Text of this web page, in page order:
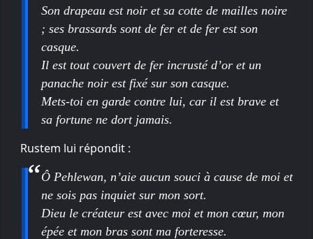
Son drapeau est noir et sa cotte de mailles noire
; ses brassards sont de fer et de fer est son
casque.
Il est tout couvert de fer incrusté d’or et un
panache noir est fixé sur son casque.
Mets-toi en garde contre lui, car il est brave et
sa fortune ne dort jamais.
Rustem lui répondit :
Ô Pehlewan, n’aie aucun souci à cause de moi et
ne sois pas inquiet sur mon sort.
Dieu le créateur est avec moi et mon cœur, mon
épée et mon bras sont ma forteresse.